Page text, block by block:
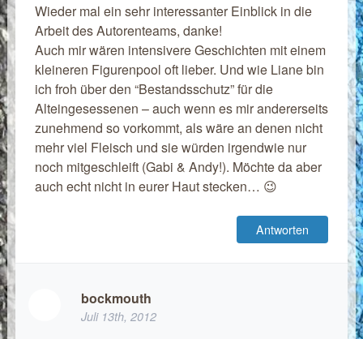
Wieder mal ein sehr interessanter Einblick in die
Arbeit des Autorenteams, danke!
Auch mir wären intensivere Geschichten mit einem
kleineren Figurenpool oft lieber. Und wie Liane bin
ich froh über den “Bestandsschutz” für die
Alteingesessenen – auch wenn es mir andererseits
zunehmend so vorkommt, als wäre an denen nicht
mehr viel Fleisch und sie würden irgendwie nur
noch mitgeschleift (Gabi & Andy!). Möchte da aber
auch echt nicht in eurer Haut stecken… 😉
Antworten
bockmouth
Juli 13th, 2012